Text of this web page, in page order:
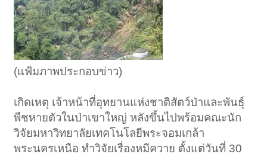
(แฟ้มภาพประกอบข่าว)
เกิดเหตุ เจ้าหน้าที่อุทยานแห่งชาติสัตว์ป่าและพันธุ์
พืชหายตัวในป่าเขาใหญ่ หลังขึ้นไปพร้อมคณะนัก
วิจัยมหาวิทยาลัยเทคโนโลยีพระจอมเกล้า
พระนครเหนือ ทำวิจัยเรื่องหมีควาย ตั้งแต่วันที่ 30